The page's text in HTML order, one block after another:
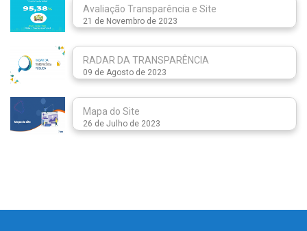
Avaliação Transparência e Site
21 de Novembro de 2023
RADAR DA TRANSPARÊNCIA
09 de Agosto de 2023
Mapa do Site
26 de Julho de 2023